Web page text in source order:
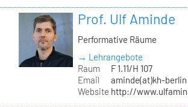
Prof. Ulf Aminde
Performative Räume
→ Lehrangebote
Raum
F 1.11/H 107
Email
aminde(at)kh-
Website http://